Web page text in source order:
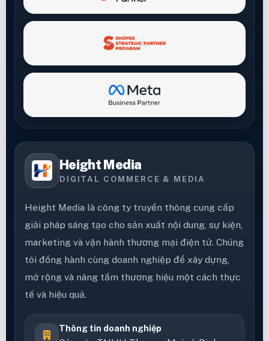
Height Media
DIGITAL COMMERCE & MEDIA
Height Media là công ty truyền thông cung cấp
giải pháp sáng tạo cho sản xuất nội dung, sự kiện,
marketing và vận hành thương mại điện tử. Chúng
tôi đồng hành cùng doanh nghiệp để xây dựng,
mở rộng và nâng tầm thương hiệu một cách thực
tế và hiệu quả.
Thông tin doanh nghiệp